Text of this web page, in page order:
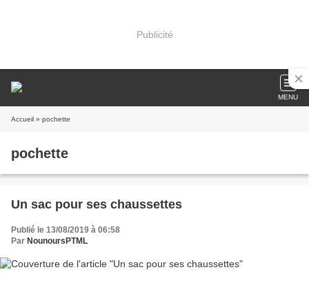
Publicité
MENU
Accueil » pochette
pochette
Un sac pour ses chaussettes
Publié le 13/08/2019 à 06:58
Par NounoursPTML